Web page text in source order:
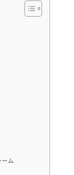
ーム